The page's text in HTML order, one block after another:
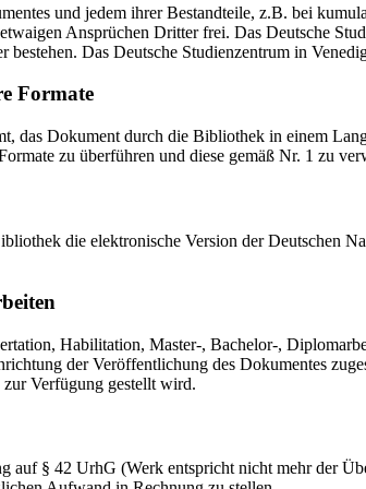
und jedem ihrer Bestandteile, z.B. bei
Ansprüchen Dritter frei. Das Deutsche
Das Deutsche Studienzentrum in
Formate
das Dokument durch die Bibliothek in einem
zu überführen und diese gemäß Nr. 1 zu
die elektronische Version der Deutschen
Habilitation, Master-, Bachelor-,
der Veröffentlichung des Dokumentes
zur Verfügung gestellt wird.
auf § 42 UrhG (Werk entspricht nicht mehr der